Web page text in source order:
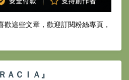
歡這些文章，歡迎訂閱粉絲專頁，
ＡＣＩＡ』